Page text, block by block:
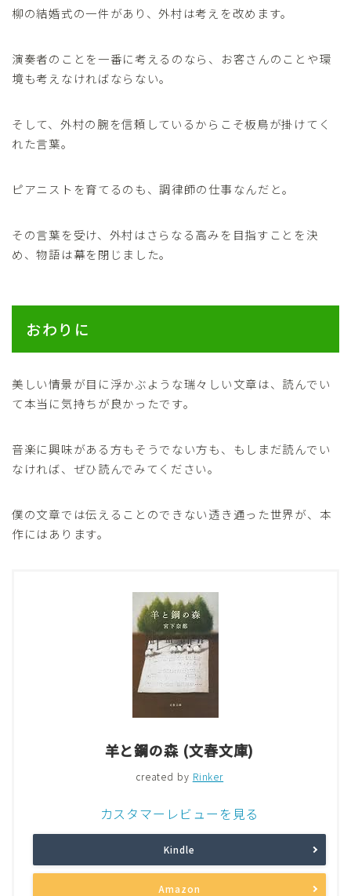
柳の結婚式の一件があり、外村は考えを改めます。
演奏者のことを一番に考えるのなら、お客さんのことや環
境も考えなければならない。
そして、外村の腕を信頼しているからこそ板鳥が掛けてく
れた言葉。
ピアニストを育てるのも、調律師の仕事なんだと。
その言葉を受け、外村はさらなる高みを目指すことを決
め、物語は幕を閉じました。
おわりに
美しい情景が目に浮かぶような瑞々しい文章は、読んでい
て本当に気持ちが良かったです。
音楽に興味がある方もそうでない方も、もしまだ読んでい
なければ、ぜひ読んでみてください。
僕の文章では伝えることのできない透き通った世界が、本
作にはあります。
羊と鋼の森 (文春文庫)
created by Rinker
カスタマーレビューを見る
Kindle
Amazon